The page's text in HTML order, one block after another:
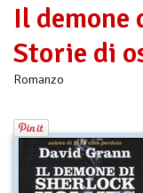
Il demone
Storie di
Romanzo